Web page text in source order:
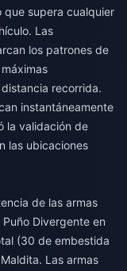
que supera cualquier
Las
los patrones de
recorrida.
instantáneamente
la validación de
las ubicaciones
de las armas
Divergente en
(30 de embestida
Las armas